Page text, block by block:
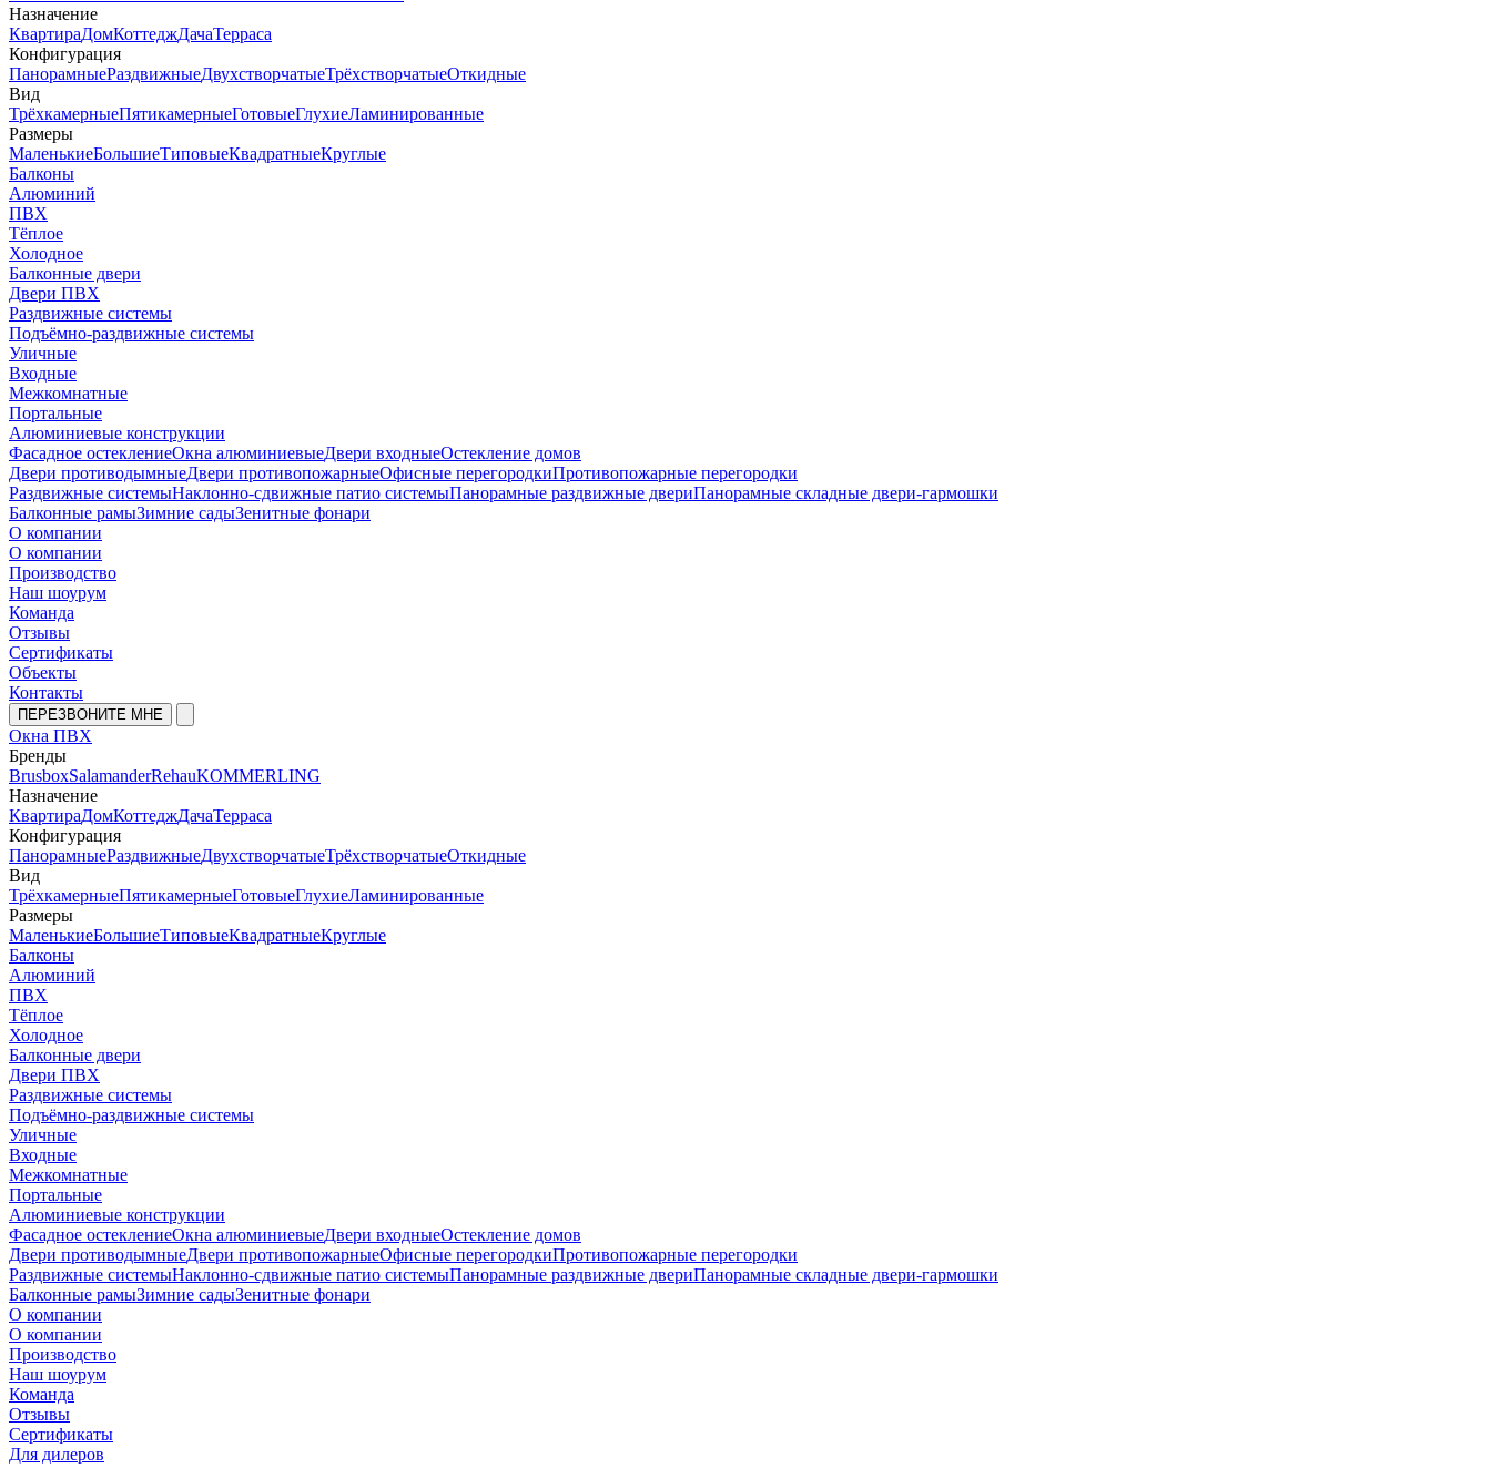
Назначение
КвартираДомКоттеджДачаТерраса
Конфигурация
ПанорамныеРаздвижныеДвухстворчатыеТрёхстворчатыеОткидные
Вид
ТрёхкамерныеПятикамерныеГотовыеГлухиеЛаминированные
Размеры
МаленькиеБольшиеТиповыеКвадратныеКруглые
Балконы
Алюминий
ПВХ
Тёплое
Холодное
Балконные двери
Двери ПВХ
Раздвижные системы
Подъёмно-раздвижные системы
Уличные
Входные
Межкомнатные
Портальные
Алюминиевые конструкции
Фасадное остеклениеОкна алюминиевыеДвери входныеОстекление домов
Двери противодымныеДвери противопожарныеОфисные перегородкиПротивопожарные перегородки
Раздвижные системыНаклонно-сдвижные патио системыПанорамные раздвижные двериПанорамные складные двери-гармошки
Балконные рамыЗимние садыЗенитные фонари
О компании
О компании
Производство
Наш шоурум
Команда
Отзывы
Сертификаты
Объекты
Контакты
ПЕРЕЗВОНИТЕ МНЕ
Окна ПВХ
Бренды
BrusboxSalamanderRehauKOMMERLING
Назначение
КвартираДомКоттеджДачаТерраса
Конфигурация
ПанорамныеРаздвижныеДвухстворчатыеТрёхстворчатыеОткидные
Вид
ТрёхкамерныеПятикамерныеГотовыеГлухиеЛаминированные
Размеры
МаленькиеБольшиеТиповыеКвадратныеКруглые
Балконы
Алюминий
ПВХ
Тёплое
Холодное
Балконные двери
Двери ПВХ
Раздвижные системы
Подъёмно-раздвижные системы
Уличные
Входные
Межкомнатные
Портальные
Алюминиевые конструкции
Фасадное остеклениеОкна алюминиевыеДвери входныеОстекление домов
Двери противодымныеДвери противопожарныеОфисные перегородкиПротивопожарные перегородки
Раздвижные системыНаклонно-сдвижные патио системыПанорамные раздвижные двериПанорамные складные двери-гармошки
Балконные рамыЗимние садыЗенитные фонари
О компании
О компании
Производство
Наш шоурум
Команда
Отзывы
Сертификаты
Для дилеров